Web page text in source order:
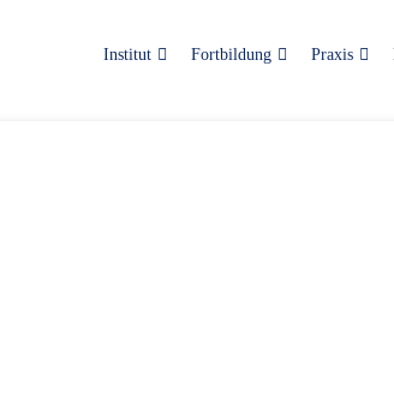
Institut Fortbildung Praxis